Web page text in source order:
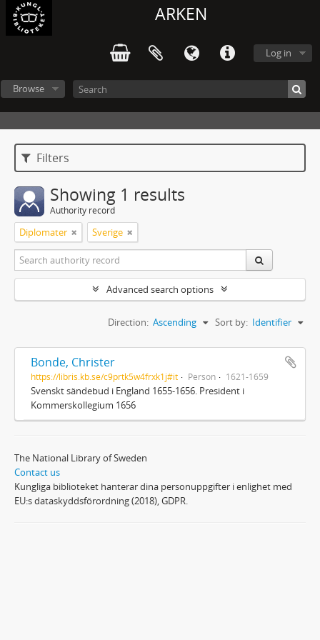
ARKEN
Log in
Browse
Filters
Showing 1 results
Authority record
Diplomater Sverige
Advanced search options
Sort by: Identifier
Direction: Ascending
Bonde, Christer
https://libris.kb.se/c9prtk5w4frxk1j#it Person 1621-1659
Svenskt sändebud i England 1655-1656. President i
Kommerskollegium 1656
The National Library of Sweden
Contact us
Kungliga biblioteket hanterar dina personuppgifter i enlighet med
EU:s dataskyddsförordning (2018), GDPR.